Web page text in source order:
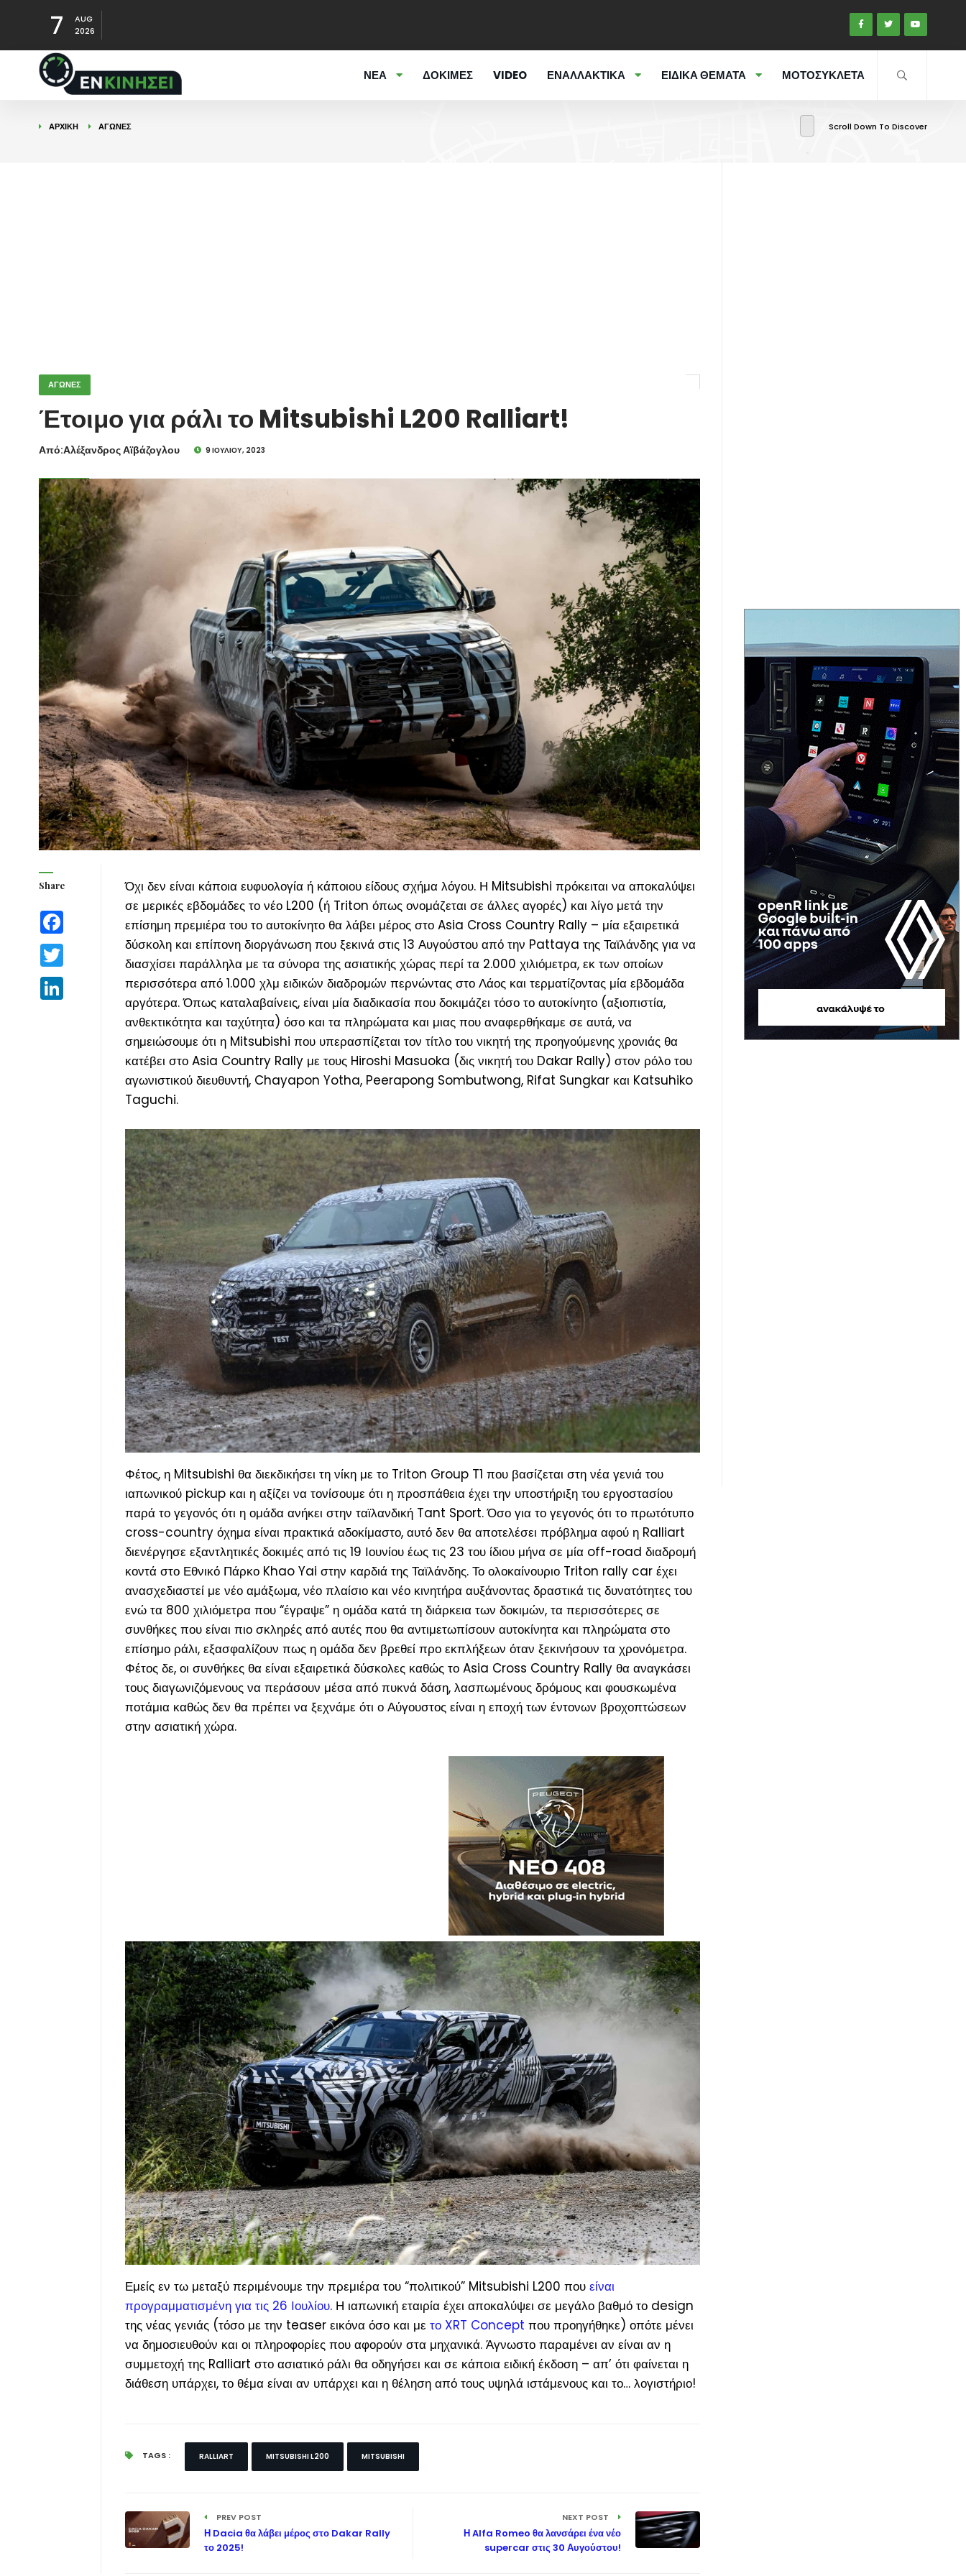
7
AUG
2026
ΝΕΑ ΔΟΚΙΜΕΣ VIDEO ΕΝΑΛΛΑΚΤΙΚΑ ΕΙΔΙΚΑ ΘΕΜΑΤΑ ΜΟΤΟΣΥΚΛΕΤΑ
ΑΡΧΙΚΉ ΑΓΩΝΕΣ Scroll Down To Discover
ΑΓΩΝΕΣ
Έτοιμο για ράλι το Mitsubishi L200 Ralliart!
Από:Aλέξανδρος Αϊβάζογλου 9 ΙΟΥΛΊΟΥ, 2023
Share
Facebook
Twitter
LinkedIn
Όχι δεν είναι κάποια ευφυολογία ή κάποιου είδους σχήμα λόγου. Η Mitsubishi πρόκειται να αποκαλύψει
σε μερικές εβδομάδες το νέο L200 (ή Triton όπως ονομάζεται σε άλλες αγορές) και λίγο μετά την
επίσημη πρεμιέρα του το αυτοκίνητο θα λάβει μέρος στο Asia Cross Country Rally – μία εξαιρετικά
δύσκολη και επίπονη διοργάνωση που ξεκινά στις 13 Αυγούστου από την Pattaya της Ταϊλάνδης για να
διασχίσει παράλληλα με τα σύνορα της ασιατικής χώρας περί τα 2.000 χιλιόμετρα, εκ των οποίων
περισσότερα από 1.000 χλμ ειδικών διαδρομών περνώντας στο Λάος και τερματίζοντας μία εβδομάδα
αργότερα. Όπως καταλαβαίνεις, είναι μία διαδικασία που δοκιμάζει τόσο το αυτοκίνητο (αξιοπιστία,
ανθεκτικότητα και ταχύτητα) όσο και τα πληρώματα και μιας που αναφερθήκαμε σε αυτά, να
σημειώσουμε ότι η Mitsubishi που υπερασπίζεται τον τίτλο του νικητή της προηγούμενης χρονιάς θα
κατέβει στο Asia Country Rally με τους Hiroshi Masuoka (δις νικητή του Dakar Rally) στον ρόλο του
αγωνιστικού διευθυντή, Chayapon Yotha, Peerapong Sombutwong, Rifat Sungkar και Katsuhiko
Taguchi.
Φέτος, η Mitsubishi θα διεκδικήσει τη νίκη με το Triton Group T1 που βασίζεται στη νέα γενιά του
ιαπωνικού pickup και η αξίζει να τονίσουμε ότι η προσπάθεια έχει την υποστήριξη του εργοστασίου
παρά το γεγονός ότι η ομάδα ανήκει στην ταϊλανδική Tant Sport. Όσο για το γεγονός ότι το πρωτότυπο
cross-country όχημα είναι πρακτικά αδοκίμαστο, αυτό δεν θα αποτελέσει πρόβλημα αφού η Ralliart
διενέργησε εξαντλητικές δοκιμές από τις 19 Ιουνίου έως τις 23 του ίδιου μήνα σε μία off-road διαδρομή
κοντά στο Εθνικό Πάρκο Khao Yai στην καρδιά της Ταϊλάνδης. Το ολοκαίνουριο Triton rally car έχει
ανασχεδιαστεί με νέο αμάξωμα, νέο πλαίσιο και νέο κινητήρα αυξάνοντας δραστικά τις δυνατότητες του
ενώ τα 800 χιλιόμετρα που “έγραψε” η ομάδα κατά τη διάρκεια των δοκιμών, τα περισσότερες σε
συνθήκες που είναι πιο σκληρές από αυτές που θα αντιμετωπίσουν αυτοκίνητα και πληρώματα στο
επίσημο ράλι, εξασφαλίζουν πως η ομάδα δεν βρεθεί προ εκπλήξεων όταν ξεκινήσουν τα χρονόμετρα.
Φέτος δε, οι συνθήκες θα είναι εξαιρετικά δύσκολες καθώς το Asia Cross Country Rally θα αναγκάσει
τους διαγωνιζόμενους να περάσουν μέσα από πυκνά δάση, λασπωμένους δρόμους και φουσκωμένα
ποτάμια καθώς δεν θα πρέπει να ξεχνάμε ότι ο Αύγουστος είναι η εποχή των έντονων βροχοπτώσεων
στην ασιατική χώρα.
Εμείς εν τω μεταξύ περιμένουμε την πρεμιέρα του “πολιτικού” Mitsubishi L200 που είναι
προγραμματισμένη για τις 26 Ιουλίου. Η ιαπωνική εταιρία έχει αποκαλύψει σε μεγάλο βαθμό το design
της νέας γενιάς (τόσο με την teaser εικόνα όσο και με το XRT Concept που προηγήθηκε) οπότε μένει
να δημοσιευθούν και οι πληροφορίες που αφορούν στα μηχανικά. Άγνωστο παραμένει αν είναι αν η
συμμετοχή της Ralliart στο ασιατικό ράλι θα οδηγήσει και σε κάποια ειδική έκδοση – απ’ ότι φαίνεται η
διάθεση υπάρχει, το θέμα είναι αν υπάρχει και η θέληση από τους υψηλά ιστάμενους και το… λογιστήριο!
TAGS : RALLIART MITSUBISHI L200 MITSUBISHI
PREV POST
Η Dacia θα λάβει μέρος στο Dakar Rally
το 2025!
NEXT POST
Η Alfa Romeo θα λανσάρει ένα νέο
supercar στις 30 Αυγούστου!